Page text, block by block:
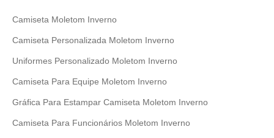
Camiseta Moletom Inverno
Camiseta Personalizada Moletom Inverno
Uniformes Personalizado Moletom Inverno
Camiseta Para Equipe Moletom Inverno
Gráfica Para Estampar Camiseta Moletom Inverno
Camiseta Para Funcionários Moletom Inverno